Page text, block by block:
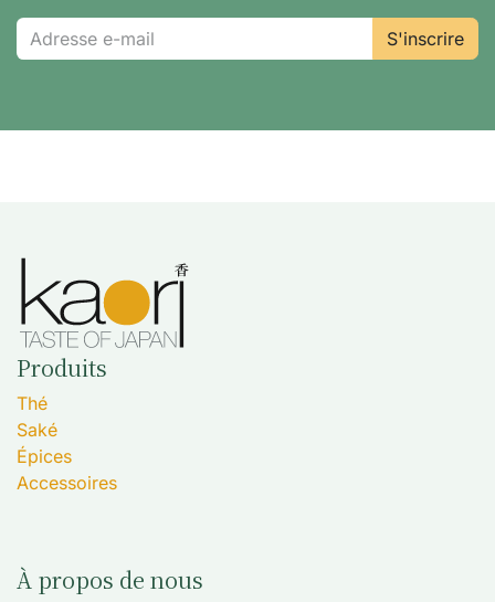
S'inscrire
Produits
Thé
Saké
Épices
Accessoires
À propos de nous